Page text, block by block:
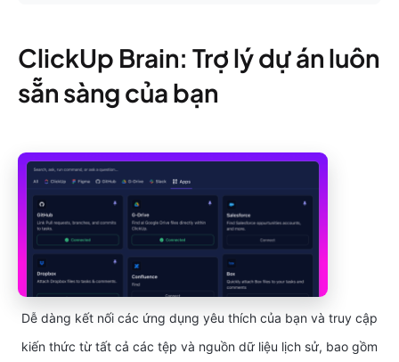
ClickUp Brain: Trợ lý dự án luôn
sẵn sàng của bạn
Dễ dàng kết nối các ứng dụng yêu thích của bạn và truy cập
kiến thức từ tất cả các tệp và nguồn dữ liệu lịch sử, bao gồm